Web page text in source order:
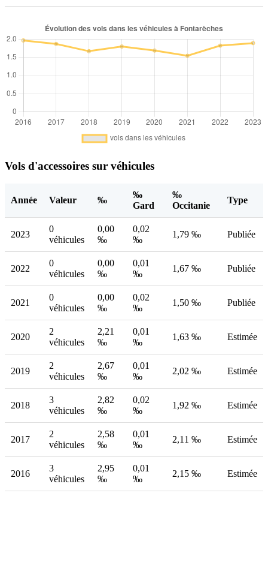
Vols d'accessoires sur véhicules
Année Valeur ‰
‰
Gard
‰
Occitanie
Type
2023
0
véhicules
0,00
‰
0,02
‰
1,79 ‰ Publiée
2022
0
véhicules
0,00
‰
0,01
‰
1,67 ‰ Publiée
2021
0
véhicules
0,00
‰
0,02
‰
1,50 ‰ Publiée
2020
2
véhicules
2,21
‰
0,01
‰
1,63 ‰ Estimée
2019
2
véhicules
2,67
‰
0,01
‰
2,02 ‰ Estimée
2018
3
véhicules
2,82
‰
0,02
‰
1,92 ‰ Estimée
2017
2
véhicules
2,58
‰
0,01
‰
2,11 ‰ Estimée
2016
3
véhicules
2,95
‰
0,01
‰
2,15 ‰ Estimée